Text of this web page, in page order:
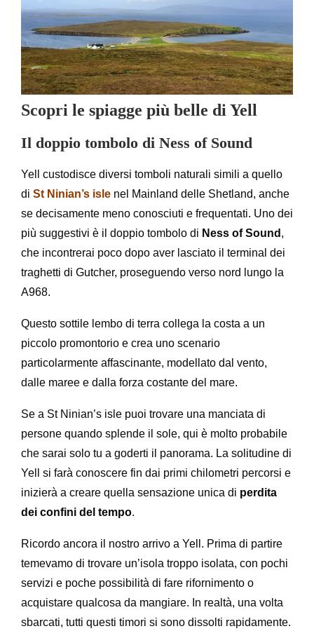
Scopri le spiagge più belle di Yell
Il doppio tombolo di Ness of Sound
Yell custodisce diversi tomboli naturali simili a quello
di St Ninian’s isle nel Mainland delle Shetland, anche
se decisamente meno conosciuti e frequentati. Uno dei
più suggestivi è il doppio tombolo di Ness of Sound ,
che incontrerai poco dopo aver lasciato il terminal dei
traghetti di Gutcher, proseguendo verso nord lungo la
A968.
Questo sottile lembo di terra collega la costa a un
piccolo promontorio e crea uno scenario
particolarmente affascinante, modellato dal vento,
dalle maree e dalla forza costante del mare.
Se a St Ninian’s isle puoi trovare una manciata di
persone quando splende il sole, qui è molto probabile
che sarai solo tu a goderti il panorama. La solitudine di
Yell si farà conoscere fin dai primi chilometri percorsi e
inizierà a creare quella sensazione unica di perdita
dei confini del tempo.
Ricordo ancora il nostro arrivo a Yell. Prima di partire
temevamo di trovare un’isola troppo isolata, con pochi
servizi e poche possibilità di fare rifornimento o
acquistare qualcosa da mangiare. In realtà, una volta
sbarcati, tutti questi timori si sono dissolti rapidamente.